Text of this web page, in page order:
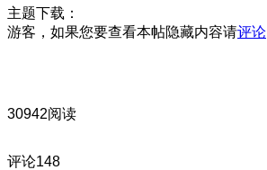
主题下载：
游客，如果您要查看本帖隐藏内容请评论
30942阅读
评论148